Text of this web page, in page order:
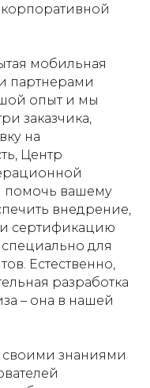
мобильная
партнерами
опыт и мы
заказчика,
на
Центр
помочь вашему
внедрение,
сертификацию
для
Естественно,
разработка
– она в нашей
своими знаниями